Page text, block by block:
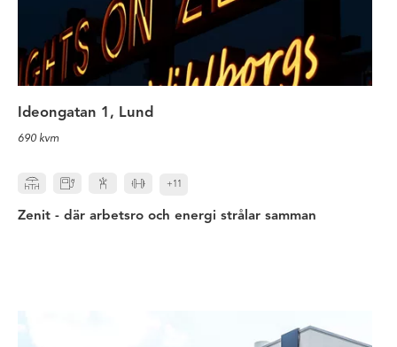
Ideongatan 1, Lund
690 kvm
+11
Zenit - där arbetsro och energi strålar samman